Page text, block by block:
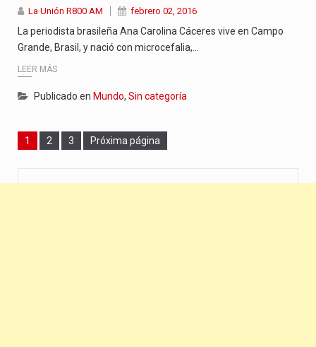
La Unión R800 AM febrero 02, 2016
La periodista brasileña Ana Carolina Cáceres vive en Campo
Grande, Brasil, y nació con microcefalia,…
LEER MÁS
Publicado en Mundo, Sin categoría
Page
1 Page
2 Page
3 Próxima página